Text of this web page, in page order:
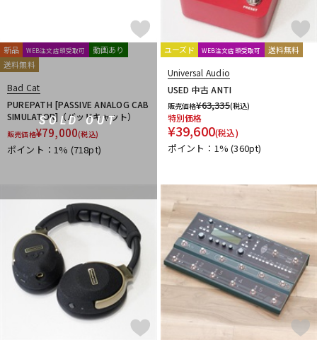
SOLD OUT
新品 WEB注文店頭受取可
動画あり
送料無料
Bad Cat
PUREPATH [PASSIVE ANALOG CAB
SIMULATOR]（バッドキャット）
販売価格¥79,000(税込)
ポイント：1% (718pt)
ユーズド WEB注文店頭受取可 送料無料
Universal Audio
USED 中古 ANTI
販売価格¥63,335(税込)
特別価格
¥39,600(税込)
ポイント：1%(360pt)